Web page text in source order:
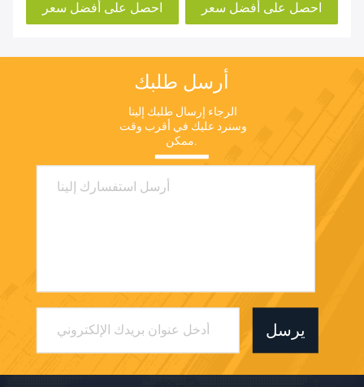
احصل على أفضل سعر احصل على أفضل سعر
أرسل طلبك
ممكن.
يرسل